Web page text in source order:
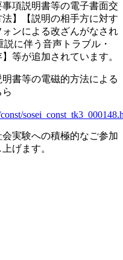
項説明書等の電子書面交
】【説明の相手方に対す
ンによる改ざんがなされ
に伴う音声トラブル・
等が追加されています。
書等の電磁的方法による
実験への積極的なご参加
げます。